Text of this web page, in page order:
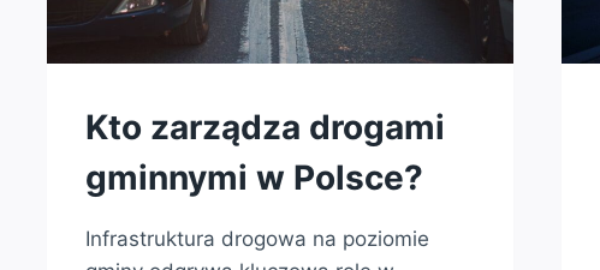
Kto zarządza drogami
gminnymi w Polsce?
Infrastruktura drogowa na poziomie